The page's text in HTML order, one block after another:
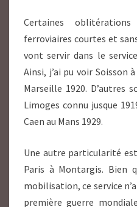
Certaines
ferroviaires courtes et
vont servir dans le
Ainsi, j’ai pu voir Soisson
Marseille 1920. D’autres
Limoges connu jusque
Caen au Mans 1929.
Une autre particularité
Paris à Montargis. Bien
mobilisation, ce service
première guerre